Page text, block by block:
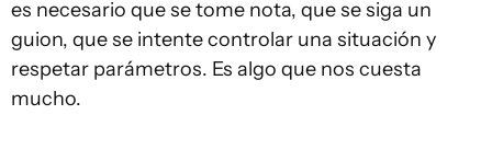
es necesario que se tome nota, que se siga un
guion, que se intente controlar una situación y
respetar parámetros. Es algo que nos cuesta
mucho.